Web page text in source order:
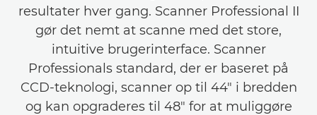
resultater hver gang. Scanner Professional II
gør det nemt at scanne med det store,
intuitive brugerinterface. Scanner
Professionals standard, der er baseret på
CCD-teknologi, scanner op til 44" i bredden
og kan opgraderes til 48" for at muliggøre